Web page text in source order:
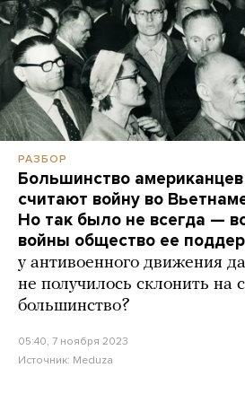
РАЗБОР
Большинство
считают войну во
Но так было не всегда —
войны общество ее
у антивоенного движения
не получилось склонить на
большинство?
05:40, 7 ноября 2023
Источник: Meduza